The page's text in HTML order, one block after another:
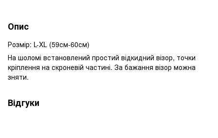
Опис
Розмір: L-XL (59см-60см)
На шоломі встановлений простий відкидний візор, точки
кріплення на скроневій частині. За бажання візор можна
зняти.
Відгуки